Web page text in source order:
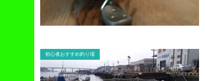
初心者おすすめ釣り場